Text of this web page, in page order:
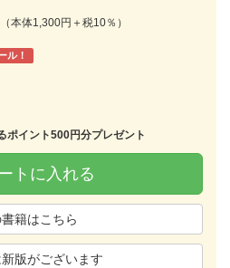
（本体1,300円＋税10％）
ル！
ポイント500円分プレゼント
トに入れる
籍はこちら
版がございます